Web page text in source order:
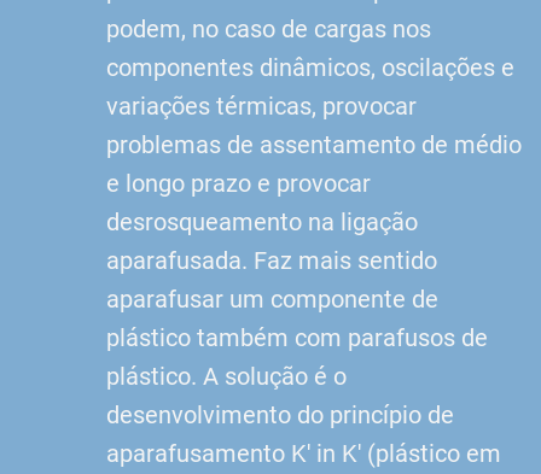
podem, no caso de cargas nos
componentes dinâmicos, oscilações e
variações térmicas, provocar
problemas de assentamento de médio
e longo prazo e provocar
desrosqueamento na ligação
aparafusada. Faz mais sentido
aparafusar um componente de
plástico também com parafusos de
plástico. A solução é o
desenvolvimento do princípio de
aparafusamento K' in K' (plástico em